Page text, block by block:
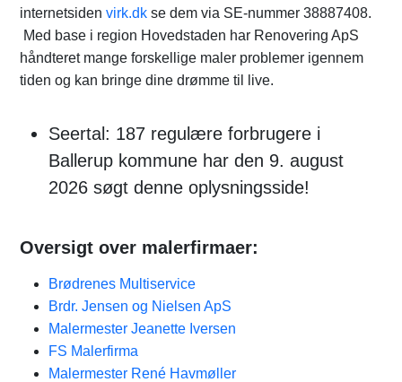
internetsiden virk.dk se dem via SE-nummer 38887408.
Med base i region Hovedstaden har Renovering ApS
håndteret mange forskellige maler problemer igennem
tiden og kan bringe dine drømme til live.
Seertal: 187 regulære forbrugere i
Ballerup kommune har den 9. august
2026 søgt denne oplysningsside!
Oversigt over malerfirmaer:
Brødrenes Multiservice
Brdr. Jensen og Nielsen ApS
Malermester Jeanette Iversen
FS Malerfirma
Malermester René Havmøller